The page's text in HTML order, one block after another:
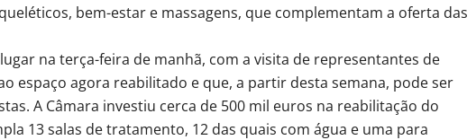
bem-estar e massagens, que complementam a oferta das
na terça-feira de manhã, com a visita de representantes de
espaço agora reabilitado e que, a partir desta semana, pode ser
A Câmara investiu cerca de 500 mil euros na reabilitação do
13 salas de tratamento, 12 das quais com água e uma para